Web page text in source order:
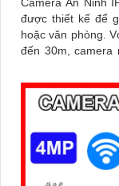
được thiết kế để
hoặc văn phòng. Với khả năng xem ban đêm Hồng Ngoại lên
đến 30m, camera